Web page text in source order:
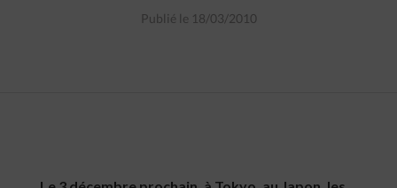
Publié le 18/03/2010